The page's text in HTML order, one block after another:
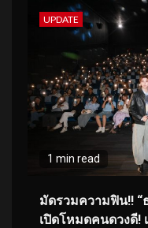
UPDATE
1 min read
มัดรวมความฟิน!! “
เปิดโหมดคนดวงดี!